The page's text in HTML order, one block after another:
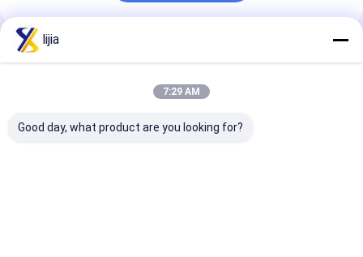
推薦されたプロダクト
lijia
7:29 AM
Good day, what product are you looking for?